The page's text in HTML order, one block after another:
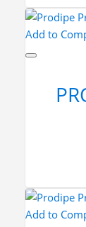
Add to
Add to